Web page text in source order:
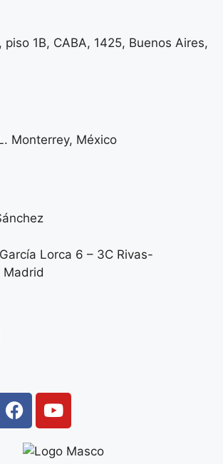
1B, CABA, 1425, Buenos Aires,
Monterrey, México
Lorca 6 – 3C Rivas-
Madrid